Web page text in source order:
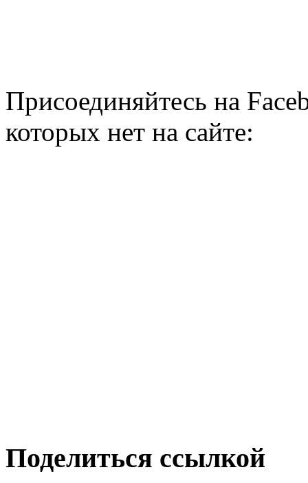
Присоединяйтесь на
которых нет на сайте:
Поделиться ссылкой